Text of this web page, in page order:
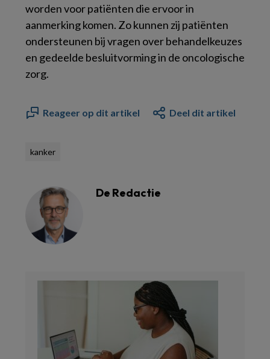
worden voor patiënten die ervoor in
aanmerking komen. Zo kunnen zij patiënten
ondersteunen bij vragen over behandelkeuzes
en gedeelde besluitvorming in de oncologische
zorg.
Reageer op dit artikel Deel dit artikel
kanker
De Redactie